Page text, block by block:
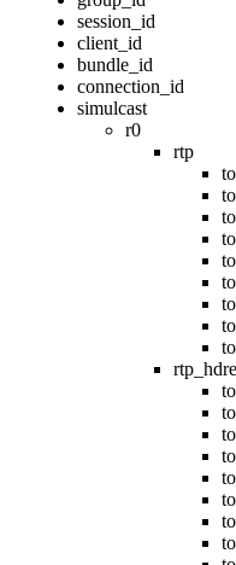
session_id
client_id
bundle_id
connection_id
simulcast
r0
rtp